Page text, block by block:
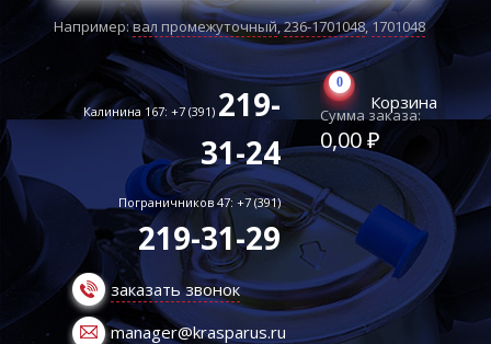
Например:вал промежуточный,236-1701048,1701048
Калинина 167: +7 (391) 219-
31-24
Пограничников 47: +7 (391)
219-31-29
заказать звонок
manager@krasparus.ru
0
Корзина
Сумма заказа:
0,00 ₽